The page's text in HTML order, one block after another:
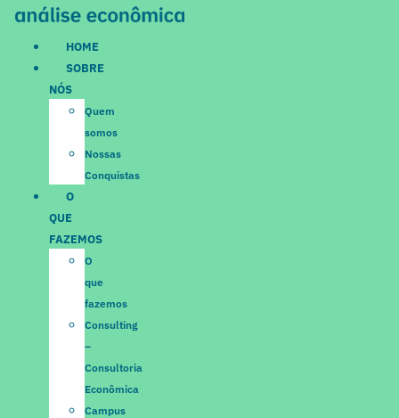
conteúdo
HOME
SOBRE
NÓS
Quem
somos
Nossas
Conquistas
O
QUE
FAZEMOS
O
que
fazemos
Consulting
–
Consultoria
Econômica
Campus